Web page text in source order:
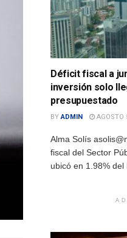
Déficit fiscal a
inversión solo
presupuestado
BY ADMIN AGOSTO
Alma Solís
fiscal del Sector
ubicó en 1.98% del